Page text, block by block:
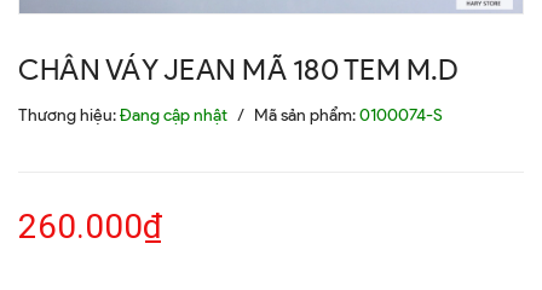
CHÂN VÁY JEAN MÃ 180 TEM M.D
Thương hiệu:Đang cập nhật / Mã sản phẩm:0100074-S
260.000₫